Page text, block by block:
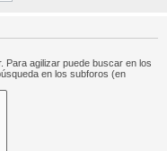
Para agilizar puede buscar en los
en los subforos (en